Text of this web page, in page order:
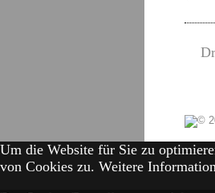
Um die Website für Sie zu
von Cookies zu. Weitere